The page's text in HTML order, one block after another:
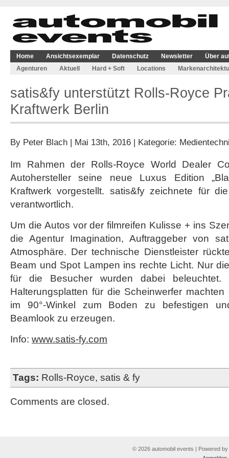
Home Ansichtsexemplar Datenschutz Newsletter
Über
Agenturen
Aktuell Hard + Soft Locations
satis&fy unterstützt Rolls-Royce
Kraftwerk Berlin
By Peter Blach | Mai 13th, 2016 | Kategorie:
Im Rahmen der Rolls-Royce World Dealer
Autohersteller seine neue Luxus Edition
Kraftwerk vorgestellt. satis&fy zeichnete für
verantwortlich.
Um die Autos vor der filmreifen Kulisse + ins
die Agentur Imagination, Auftraggeber von
Atmosphäre. Der technische Dienstleister
Beam und Spot Lampen ins rechte Licht. Nur
für die Besucher wurden dabei beleuchtet.
Halterungsplatten für die Scheinwerfer
im 90°-Winkel zum Boden zu befestigen
Beamlook zu erzeugen.
Info: www.satis-fy.com
Tags: Rolls-Royce, satis & fy
Comments are closed.
© 2026 automobil events | Powered by